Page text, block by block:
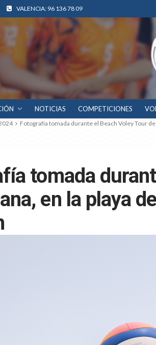
VALENCIA: 96 136 78 09
NOTICIAS COMPETICIONES
Fotografía tomada durante el Beach Voley Tour
tomada
en la playa